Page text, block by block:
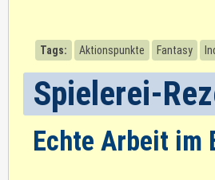
Tags: Aktionspunkte Fantasy
Spielerei-
Echte Arbeit im